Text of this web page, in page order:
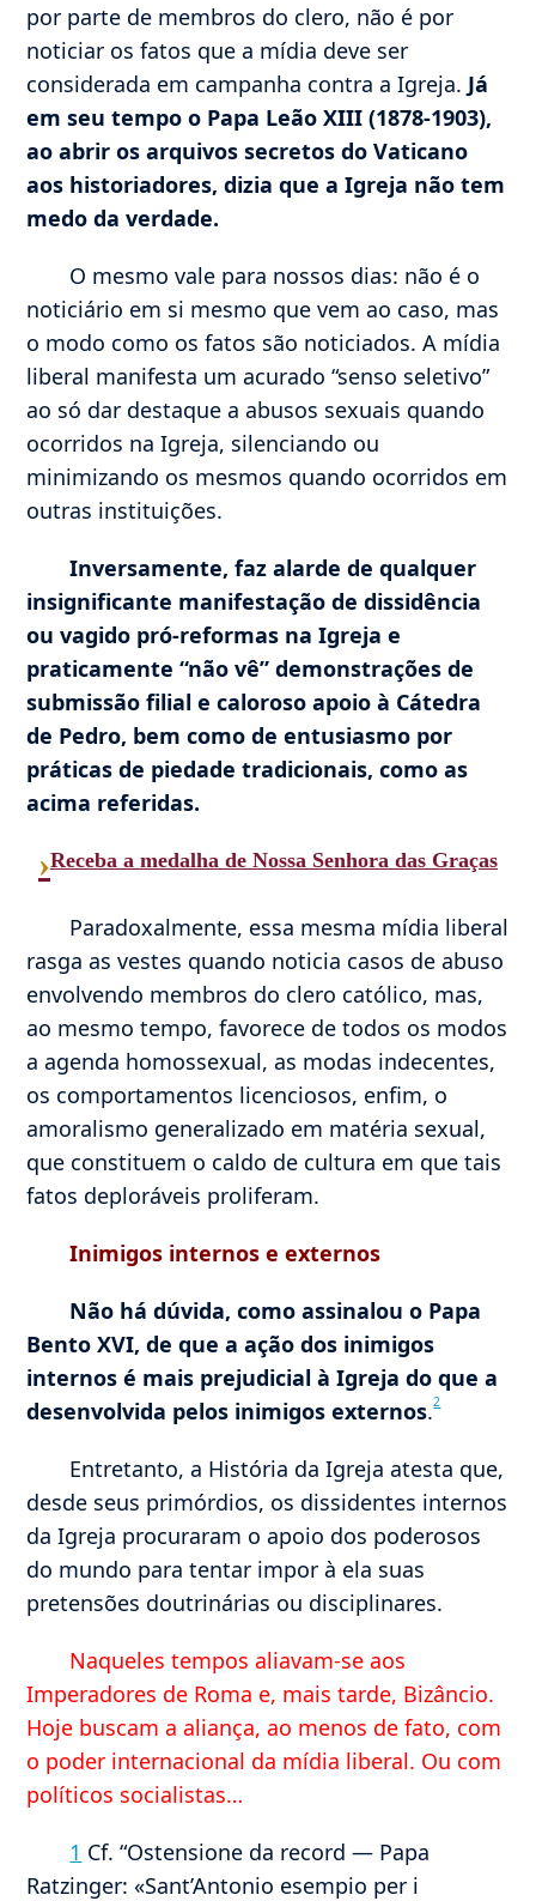
por parte de membros do clero, não é por
noticiar os fatos que a mídia deve ser
considerada em campanha contra a Igreja. Já
em seu tempo o Papa Leão XIII (1878-1903),
ao abrir os arquivos secretos do Vaticano
aos historiadores, dizia que a Igreja não tem
medo da verdade.
O mesmo vale para nossos dias: não é o
noticiário em si mesmo que vem ao caso, mas
o modo como os fatos são noticiados. A mídia
liberal manifesta um acurado “senso seletivo”
ao só dar destaque a abusos sexuais quando
ocorridos na Igreja, silenciando ou
minimizando os mesmos quando ocorridos em
outras instituições.
Inversamente, faz alarde de qualquer
insignificante manifestação de dissidência
ou vagido pró-reformas na Igreja e
praticamente “não vê” demonstrações de
submissão filial e caloroso apoio à Cátedra
de Pedro, bem como de entusiasmo por
práticas de piedade tradicionais, como as
acima referidas.
›Receba a medalha de Nossa Senhora das Graças
Paradoxalmente, essa mesma mídia liberal
rasga as vestes quando noticia casos de abuso
envolvendo membros do clero católico, mas,
ao mesmo tempo, favorece de todos os modos
a agenda homossexual, as modas indecentes,
os comportamentos licenciosos, enfim, o
amoralismo generalizado em matéria sexual,
que constituem o caldo de cultura em que tais
fatos deploráveis proliferam.
Inimigos internos e externos
Não há dúvida, como assinalou o Papa
Bento XVI, de que a ação dos inimigos
internos é mais prejudicial à Igreja do que a
desenvolvida pelos inimigos externos.2
Entretanto, a História da Igreja atesta que,
desde seus primórdios, os dissidentes internos
da Igreja procuraram o apoio dos poderosos
do mundo para tentar impor à ela suas
pretensões doutrinárias ou disciplinares.
Naqueles tempos aliavam-se aos
Imperadores de Roma e, mais tarde, Bizâncio.
Hoje buscam a aliança, ao menos de fato, com
o poder internacional da mídia liberal. Ou com
políticos socialistas…
1 Cf. “Ostensione da record ― Papa
Ratzinger: «Sant’Antonio esempio per i